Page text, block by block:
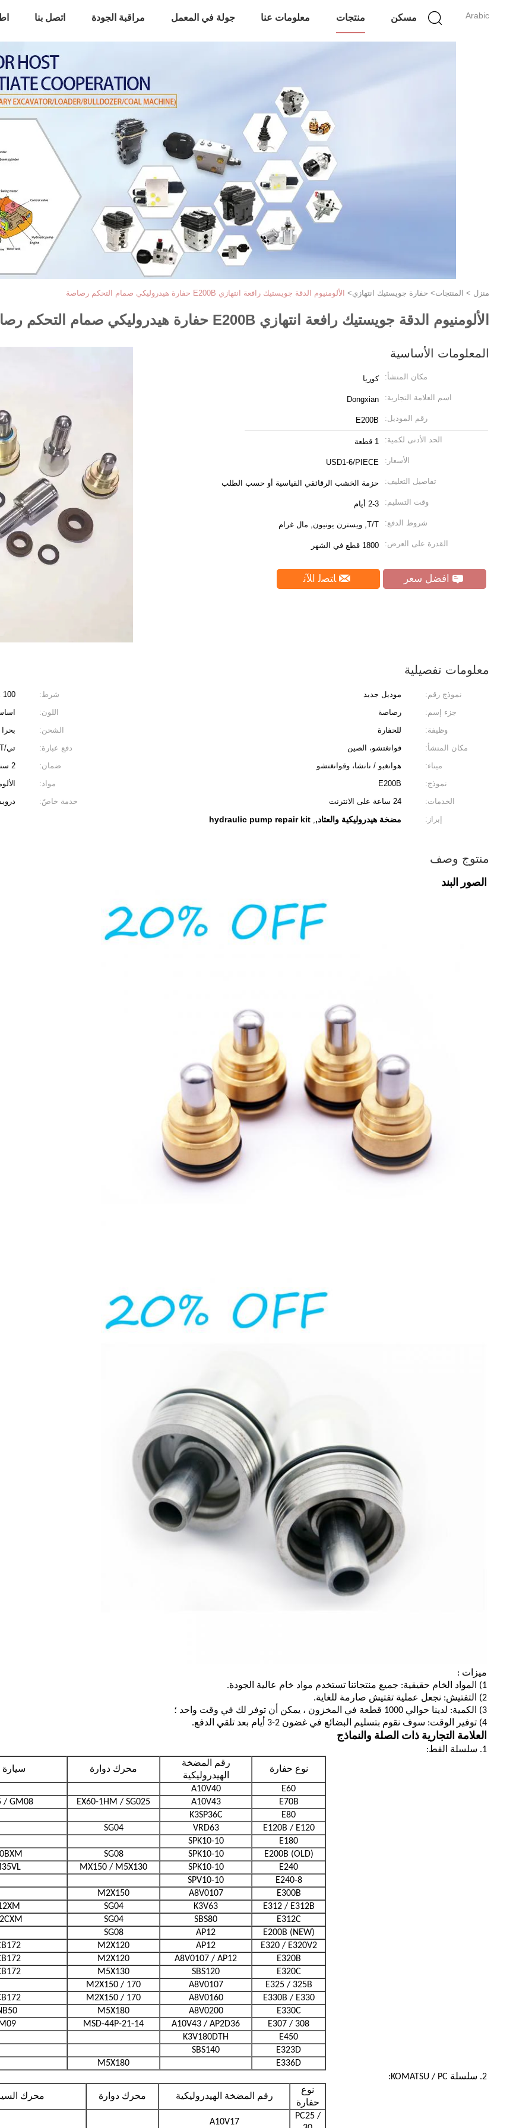
Arabic مسكن منتجات معلومات عنا جولة في المعمل مراقبة الجودة اتصل بنا
منزل > المنتجات> حفارة جويستيك انتهازي> الألومنيوم الدقة جويستيك رافعة انتهازي E200B حفارة هيدروليكي صمام التحكم رصاصة
الألومنيوم الدقة جويستيك رافعة انتهازي E200B حفارة هيدروليكي صمام التحكم رصاصة
المعلومات الأساسية
مكان المنشأ: كوريا
اسم العلامة التجارية: Dongxian
رقم الموديل: E200B
الحد الأدنى لكمية: 1 قطعة
الأسعار: USD1-6/PIECE
تفاصيل التغليف: حزمة الخشب الرقائقي القياسية أو حسب الطلب
وقت التسليم: 2-3 أيام
شروط الدفع: T/T, ويسترن يونيون, مال غرام
القدرة على العرض: 1800 قطع في الشهر
افضل سعر ﺎﺘﺼﻟ ﺍﻶﻧ
معلومات تفصيلية
نموذج رقم: موديل جديد شرط:
100 ٪ جديد ودائم
جزء إسم:
رصاصة اللون:
وظيفة:
للحفارة الشحن:
مكان المنشأ:
قوانغتشو، الصين دفع عبارة:
تي/T، مؤسسة ويسترن يونيون، Moneygram
ميناء:
هوانغبو / نانشا، وقوانغتشو ضمان:
2 سنة
نموذج:
E200B مواد:
الخدمات:
24 ساعة على الانترنت خدمة خاصّ:
إبراز:
مضخة هيدروليكية والعتاد,,
hydraulic pump repair kit
منتوج وصف
الصور البند
ميزات :
1) المواد الخام حقيقية: جميع منتجاتنا تستخدم مواد خام عالية الجودة.
2) التفتيش: نجعل عملية تفتيش صارمة للغاية.
3) الكمية: لدينا حوالي 1000 قطعة في المخزون ، يمكن أن توفر لك في وقت واحد ؛
4) توفير الوقت: سوف نقوم بتسليم البضائع في غضون 2-3 أيام بعد تلقي الدفع.
العلامة التجارية ذات الصلة والنماذج
1. سلسلة القط:
نوع حفارة
رقم المضخة
الهيدروليكية
محرك دوارة
E60
A10V40
E70B
A10V43
EX60-1HM / SG025
/ GM08
E80
K3SP36C
E120B / E120
VRD63
SG04
E180
SPK10-10
E200B (OLD)
SPK10-10
SG08
E240
SPK10-10
MX150 / M5X130
E240-8
SPV10-10
E300B
A8V0107
M2X150
E312 / E312B
K3V63
SG04
E312C
SBS80
SG04
E200B (NEW)
AP12
SG08
E320 / E320V2
AP12
M2X120
E320B
A8V0107 / AP12
M2X120
E320C
SBS120
M5X130
E325 / 325B
A8V0107
M2X150 / 170
E330B / E330
A8V0160
M2X150 / 170
E330C
A8V0200
M5X180
E307 / 308
A10V43 / AP2D36
MSD-44P-21-14
E450
K3V180DTH
E323D
SBS140
E336D
M5X180
2. سلسلة KOMATSU / PC:
نوع
حفارة
رقم المضخة الهيدروليكية محرك دوارة محرك
PC25 /
A10V17